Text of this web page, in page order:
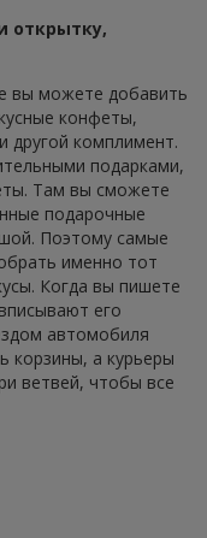
открытку,
вы можете добавить
конфеты,
другой комплимент.
подарками,
Там вы сможете
подарочные
Поэтому самые
именно тот
Когда вы пишете
его
автомобиля
корзины, а курьеры
ветвей, чтобы все